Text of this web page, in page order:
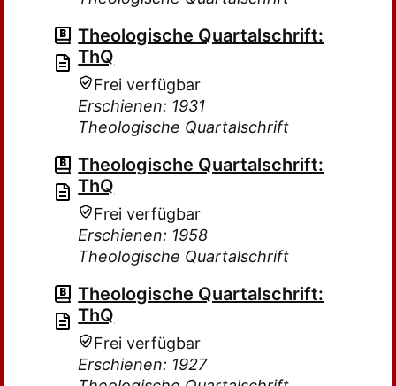
Theologische Quartalschrift:
ThQ
Frei verfügbar
Erschienen: 1931
Theologische Quartalschrift
Theologische Quartalschrift:
ThQ
Frei verfügbar
Erschienen: 1958
Theologische Quartalschrift
Theologische Quartalschrift:
ThQ
Frei verfügbar
Erschienen: 1927